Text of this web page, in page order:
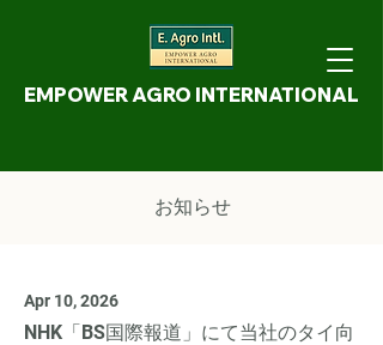
EMPOWER AGRO INTERNATIONAL
お知らせ
Apr 10, 2026
NHK「BS国際報道」にて当社のタイ向